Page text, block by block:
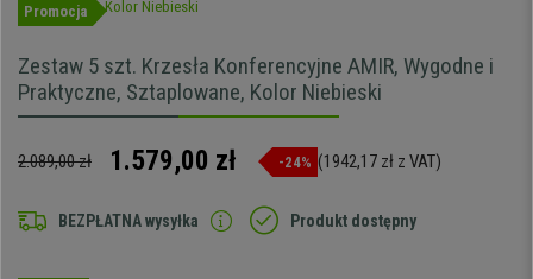
Promocja
Zestaw 5 szt. Krzesła Konferencyjne AMIR, Wygodne i
Praktyczne, Sztaplowane, Kolor Niebieski
2.089,00 zł 1.579,00 zł -24% (1942,17 zł z VAT)
BEZPŁATNA wysyłka Produkt dostępny